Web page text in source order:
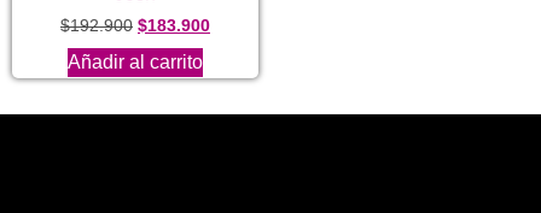
$192.900 $183.900
Añadir al carrito